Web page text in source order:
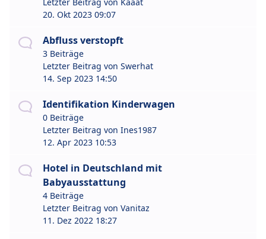
20. Okt 2023 09:07
Abfluss verstopft
3 Beiträge
Letzter Beitrag von Swerhat
14. Sep 2023 14:50
Identifikation Kinderwagen
0 Beiträge
Letzter Beitrag von Ines1987
12. Apr 2023 10:53
Hotel in Deutschland mit
Babyausstattung
4 Beiträge
Letzter Beitrag von Vanitaz
11. Dez 2022 18:27